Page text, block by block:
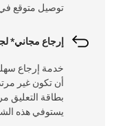
توصيل متوقع في
إرجاع مجاني*
أن تكون غير
بطاقة التعليق
يستوفي هذه